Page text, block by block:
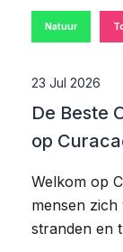
Natuur
23 Jul 2026
De Beste
op
Welkom op
mensen
stranden en